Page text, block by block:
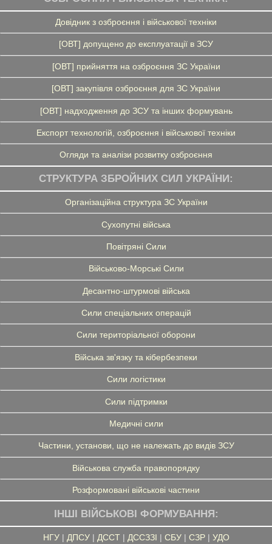
Довідник з озброєння і військової техніки
[ОВТ] допущено до експлуатації в ЗСУ
[ОВТ] прийняття на озброєння ЗС України
[ОВТ] закупівля озброєння для ЗС України
[ОВТ] надходження до ЗСУ та інших формувань
Експорт технологій, озброєння і військової техніки
Огляди та аналізи розвитку озброєння
СТРУКТУРА ЗБРОЙНИХ СИЛ УКРАЇНИ:
Організаційна структура ЗС України
Сухопутні війська
Повітряні Сили
Військово-Морські Сили
Десантно-штурмові війська
Сили спеціальних операцій
Сили територіальної оборони
Війська зв'язку та кібербезпеки
Сили логістики
Сили підтримки
Медичні сили
Частини, установи, що не належать до видів ЗСУ
Військова служба правопорядку
Розформовані військові частини
ІНШІ ВІЙСЬКОВІ ФОРМУВАННЯ:
НГУ| ДПСУ| ДССТ| ДССЗЗІ | СБУ| СЗР| УДО